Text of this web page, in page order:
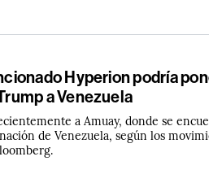
Hyperion podría
a Venezuela
a Amuay, donde se
de Venezuela, según los